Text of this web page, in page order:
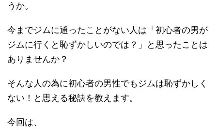
うか。
今までジムに通ったことがない人は「初心者の男が
ジムに行くと恥ずかしいのでは？」と思ったことは
ありませんか？
そんな人の為に初心者の男性でもジムは恥ずかしく
ない！と思える秘訣を教えます。
今回は、